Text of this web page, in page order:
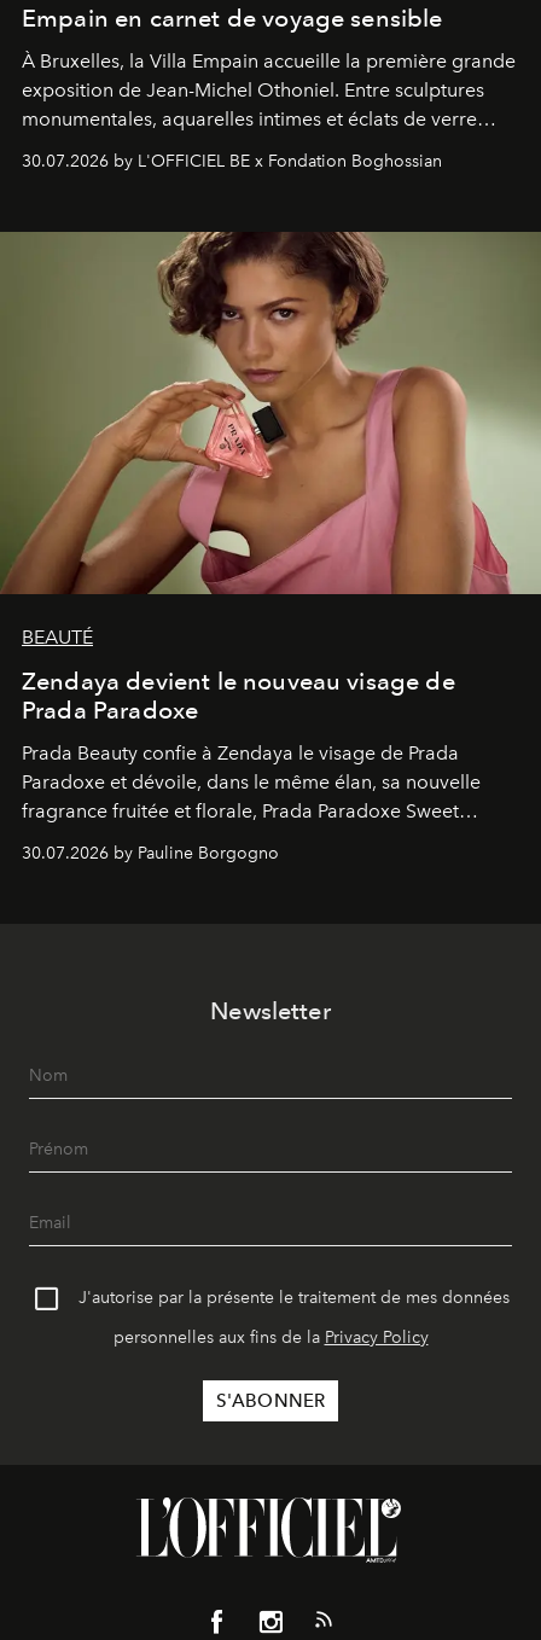
Empain en carnet de voyage sensible
À Bruxelles, la Villa Empain accueille la première grande
exposition de Jean-Michel Othoniel. Entre sculptures
monumentales, aquarelles intimes et éclats de verre
soufflé, l’artiste français compose un itinéraire
émotionnel où chaque œuvre devient le souvenir
émerveillement.
30.07.2026 by L'OFFICIEL BE x Fondation Boghossian
BEAUTÉ
Zendaya devient le nouveau visage de
Prada Paradoxe
Prada Beauty confie à Zendaya le visage de Prada
Paradoxe et dévoile, dans le même élan, sa nouvelle
fragrance fruitée et florale, Prada Paradoxe Sweet
Chemistry Eau de Parfum.
30.07.2026 by Pauline Borgogno
Newsletter
J'autorise par la présente le traitement de mes données
personnelles aux fins de la Privacy Policy